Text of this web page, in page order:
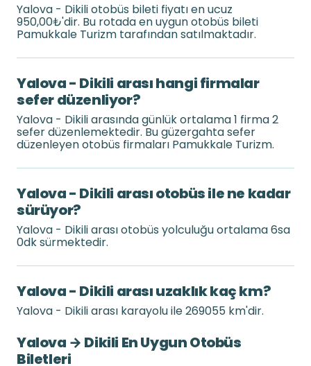
Yalova - Dikili otobüs bileti fiyatı en ucuz
950,00₺'dir. Bu rotada en uygun otobüs bileti
Pamukkale Turizm tarafından satılmaktadır.
Yalova - Dikili arası hangi firmalar
sefer düzenliyor?
Yalova - Dikili arasında günlük ortalama 1 firma 2
sefer düzenlemektedir. Bu güzergahta sefer
düzenleyen otobüs firmaları Pamukkale Turizm.
Yalova - Dikili arası otobüs ile ne kadar
sürüyor?
Yalova - Dikili arası otobüs yolculuğu ortalama 6sa
0dk sürmektedir.
Yalova - Dikili arası uzaklık kaç km?
Yalova - Dikili arası karayolu ile 269055 km'dir.
Yalova → Dikili En Uygun Otobüs
Biletleri